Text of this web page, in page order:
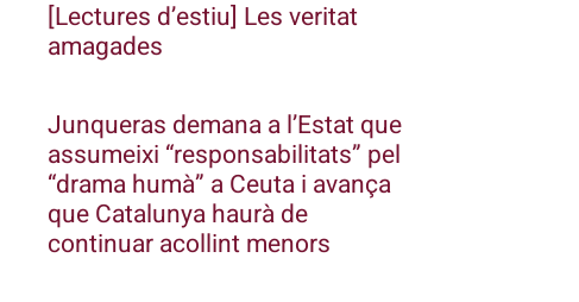
[Lectures d’estiu] Les veritat
amagades
Junqueras demana a l’Estat que
assumeixi “responsabilitats” pel
“drama humà” a Ceuta i avança
que Catalunya haurà de
continuar acollint menors